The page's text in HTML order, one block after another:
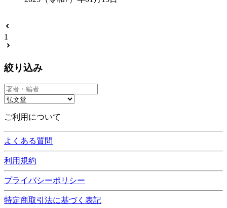
1
絞り込み
ご利用について
よくある質問
利用規約
プライバシーポリシー
特定商取引法に基づく表記